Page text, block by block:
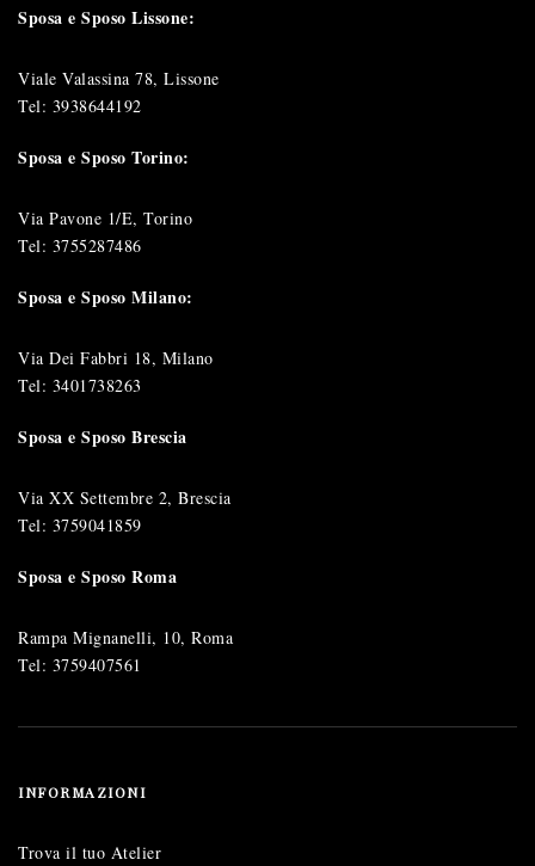
Sposa e Sposo Lissone:
Viale Valassina 78, Lissone
Tel: 3938644192
Sposa e Sposo Torino:
Via Pavone 1/E, Torino
Tel: 3755287486
Sposa e Sposo Milano:
Via Dei Fabbri 18, Milano
Tel: 3401738263
Sposa e Sposo Brescia
Via XX Settembre 2, Brescia
Tel: 3759041859
Sposa e Sposo Roma
Rampa Mignanelli, 10, Roma
Tel: 3759407561
INFORMAZIONI
Trova il tuo Atelier